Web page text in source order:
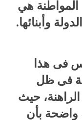
هي
وأبنائها.
فى هذا
فى ظل
حيث
بأن